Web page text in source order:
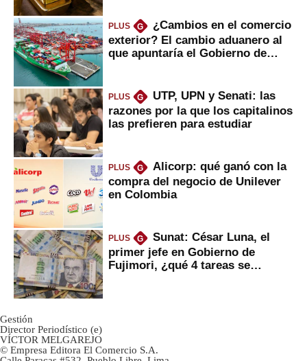
PLUS G
¿Cambios en el comercio
exterior? El cambio aduanero al
que apuntaría el Gobierno de
PLUS G
UTP, UPN y Senati: las
razones por la que los capitalinos
las prefieren para estudiar
PLUS G
Alicorp: qué ganó con la
compra del negocio de Unilever
en Colombia
PLUS G
Sunat: César Luna, el
primer jefe en Gobierno de
Fujimori, ¿qué 4 tareas se
Gestión
Director Periodístico (e)
VÍCTOR MELGAREJO
© Empresa Editora El Comercio S.A.